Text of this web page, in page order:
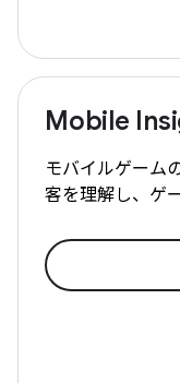
Mobile
モバイルゲーム
客を理解し、ゲ